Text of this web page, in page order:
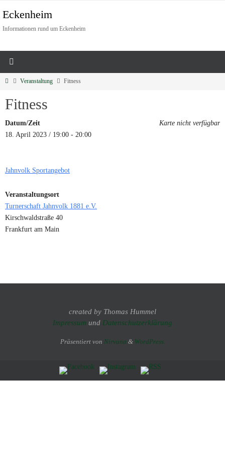
Eckenheim
Informationen rund um Eckenheim
Veranstaltung Fitness
Fitness
Karte nicht verfügbar
Datum/Zeit
18. April 2023 / 19:00 - 20:00
Jahnvolk Sportangebot
Veranstaltungsort
Turnerschaft Jahnvolk 1881 e.V.
Kirschwaldstraße 40
Frankfurt am Main
created by Thomas Hummel
Impressum und Datenschutzerklärung
Präsentiert von Nirvana & WordPress.